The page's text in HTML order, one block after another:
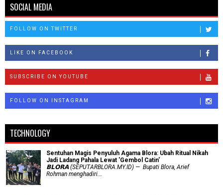
SOCIAL MEDIA
FOLLOW ON TWITTER
LIKE ON FACEBOOK
SUBSCRIBE ON YOUTUBE
FOLLOW ON INSTAGRAM
TECHNOLOGY
Sentuhan Magis Penyuluh Agama Blora: Ubah Ritual Nikah
Jadi Ladang Pahala Lewat 'Gembol Catin'
𝗕𝗟𝗢𝗥𝗔 (SEPUTARBLORA.MY.ID) — Bupati Blora, Arief
Rohman menghadiri...